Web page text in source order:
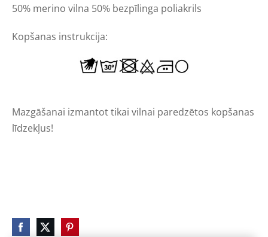
50% merino vilna 50% bezpīlinga poliakrils
Kopšanas instrukcija:
Mazgāšanai izmantot tikai vilnai paredzētos kopšanas
līdzekļus!